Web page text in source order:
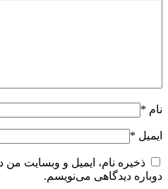
نام *
ایمیل *
ذخیره نام، ایمیل و وبسایت
دوباره دیدگاهی می‌نویسم.